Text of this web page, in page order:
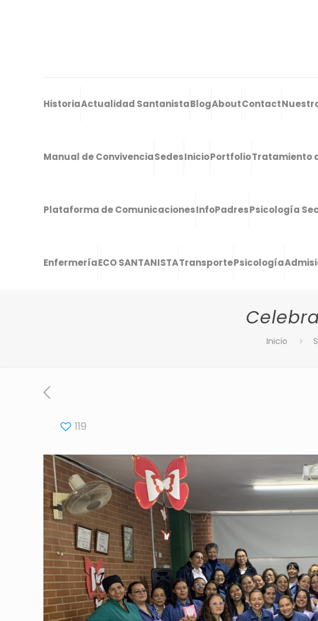
HistoriaActualidad SantanistaBlogAboutContact
Manual de ConvivenciaSedesInicioPortfolioTratamiento
Plataforma de ComunicacionesInfoPadresPsicología
EnfermeríaECO SANTANISTATransportePsicología
Inicio
119